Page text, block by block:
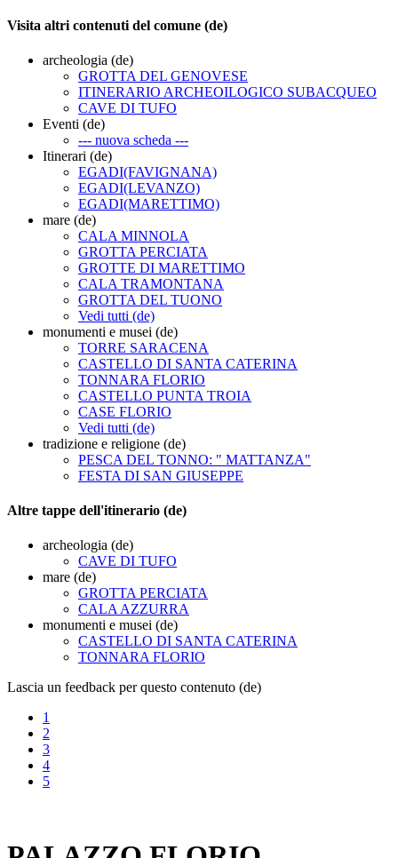
Visita altri contenuti del comune (de)
archeologia (de)
GROTTA DEL GENOVESE
ITINERARIO ARCHEOILOGICO SUBACQUEO
CAVE DI TUFO
Eventi (de)
--- nuova scheda ---
Itinerari (de)
EGADI(FAVIGNANA)
EGADI(LEVANZO)
EGADI(MARETTIMO)
mare (de)
CALA MINNOLA
GROTTA PERCIATA
GROTTE DI MARETTIMO
CALA TRAMONTANA
GROTTA DEL TUONO
Vedi tutti (de)
monumenti e musei (de)
TORRE SARACENA
CASTELLO DI SANTA CATERINA
TONNARA FLORIO
CASTELLO PUNTA TROIA
CASE FLORIO
Vedi tutti (de)
tradizione e religione (de)
PESCA DEL TONNO: " MATTANZA"
FESTA DI SAN GIUSEPPE
Altre tappe dell'itinerario (de)
archeologia (de)
CAVE DI TUFO
mare (de)
GROTTA PERCIATA
CALA AZZURRA
monumenti e musei (de)
CASTELLO DI SANTA CATERINA
TONNARA FLORIO
Lascia un feedback per questo contenuto (de)
1
2
3
4
5